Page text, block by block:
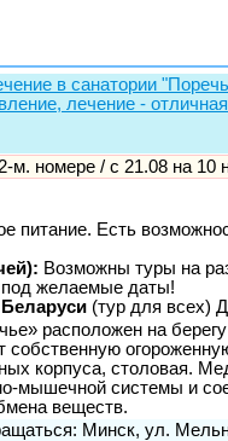
в санатории
лечение -
м. номере / с 21.08 на 10
питание. Есть
Возможны туры на
желаемые даты!
(тур для всех)
расположен на
собственную
корпуса, столовая.
мышечной системы и
веществ.
Минск, ул.